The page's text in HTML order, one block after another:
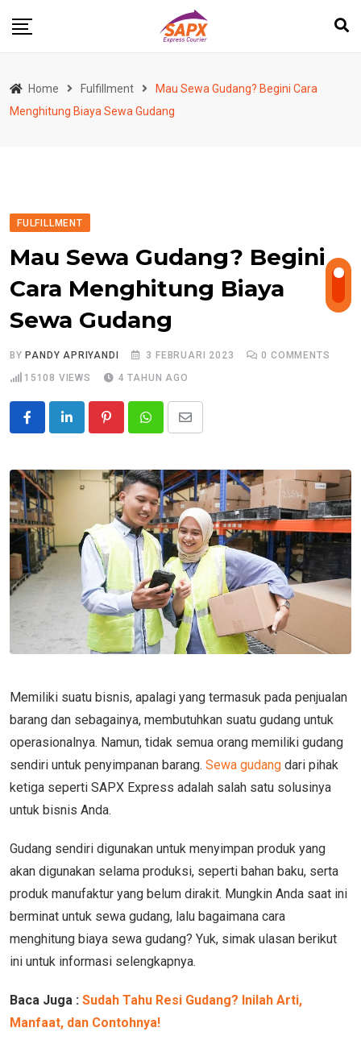
Home Fulfillment
Mau Sewa Gudang? Begini Cara
Menghitung Biaya Sewa Gudang
FULFILLMENT
Mau Sewa Gudang? Begini
Cara Menghitung Biaya
Sewa Gudang
BY PANDY APRIYANDI 3 FEBRUARI 2023 0 COMMENTS
15108 VIEWS 4 TAHUN AGO
PinterestWhatsappShare
Email
Memiliki suatu bisnis, apalagi yang termasuk pada penjualan
barang dan sebagainya, membutuhkan suatu gudang untuk
operasionalnya. Namun, tidak semua orang memiliki gudang
sendiri untuk penyimpanan barang. Sewa gudang dari pihak
ketiga seperti SAPX Express adalah salah satu solusinya
untuk bisnis Anda.
Gudang sendiri digunakan untuk menyimpan produk yang
akan digunakan selama produksi, seperti bahan baku, serta
produk manufaktur yang belum dirakit. Mungkin Anda saat ini
berminat untuk sewa gudang, lalu bagaimana cara
menghitung biaya sewa gudang? Yuk, simak ulasan berikut
ini untuk informasi selengkapnya.
Baca Juga : Sudah Tahu Resi Gudang? Inilah Arti,
Manfaat, dan Contohnya!